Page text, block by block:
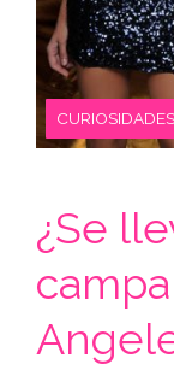
CURIOSIDADES
¿Se